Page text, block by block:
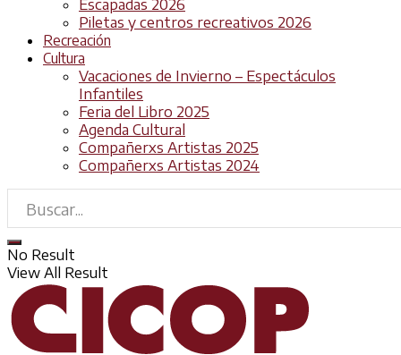
Escapadas 2026
Piletas y centros recreativos 2026
Recreación
Cultura
Vacaciones de Invierno – Espectáculos
Infantiles
Feria del Libro 2025
Agenda Cultural
Compañerxs Artistas 2025
Compañerxs Artistas 2024
No Result
View All Result